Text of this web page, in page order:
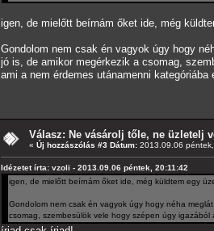
igen, de mielőtt beírnám őket ide, még
Gondolom nem csak én vagyok úgy hogy
jó is, de amikor megérkezik a csomag,
ami a nem érdemes utánamenni kategóriába
Válasz: Ne vásárolj tőle, ne üzletelj
« Új hozzászólás #3 Dátum: 2013.09.06
Idézetet írta: vzoli - 2013.09.06 péntek, 20:11:42
igen, de mielőtt beírnám őket ide, még küldtem egy
Gondolom nem csak én vagyok úgy hogy néha
csomag, szembesülök vele hogy szépen úgy